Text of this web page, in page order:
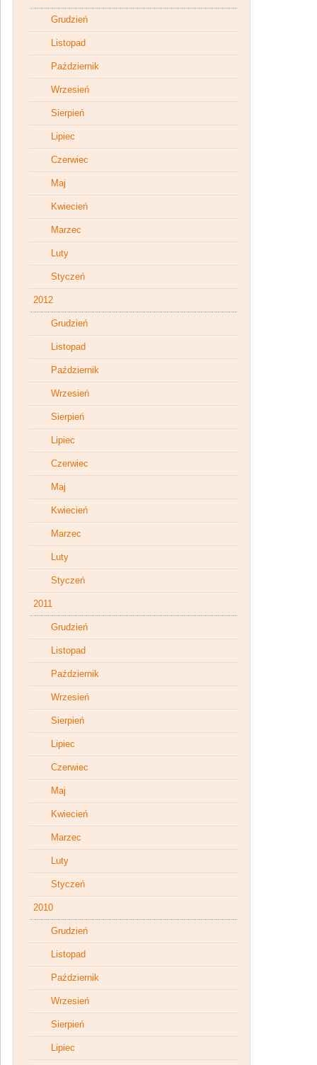
Grudzień
Listopad
Październik
Wrzesień
Sierpień
Lipiec
Czerwiec
Maj
Kwiecień
Marzec
Luty
Styczeń
2012
Grudzień
Listopad
Październik
Wrzesień
Sierpień
Lipiec
Czerwiec
Maj
Kwiecień
Marzec
Luty
Styczeń
2011
Grudzień
Listopad
Październik
Wrzesień
Sierpień
Lipiec
Czerwiec
Maj
Kwiecień
Marzec
Luty
Styczeń
2010
Grudzień
Listopad
Październik
Wrzesień
Sierpień
Lipiec